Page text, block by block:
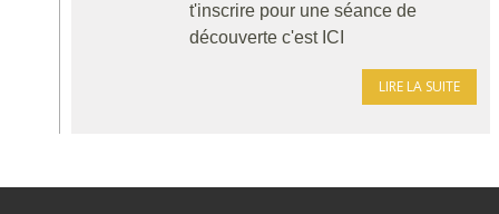
t'inscrire pour une séance de
découverte c'est ICI
LIRE LA SUITE